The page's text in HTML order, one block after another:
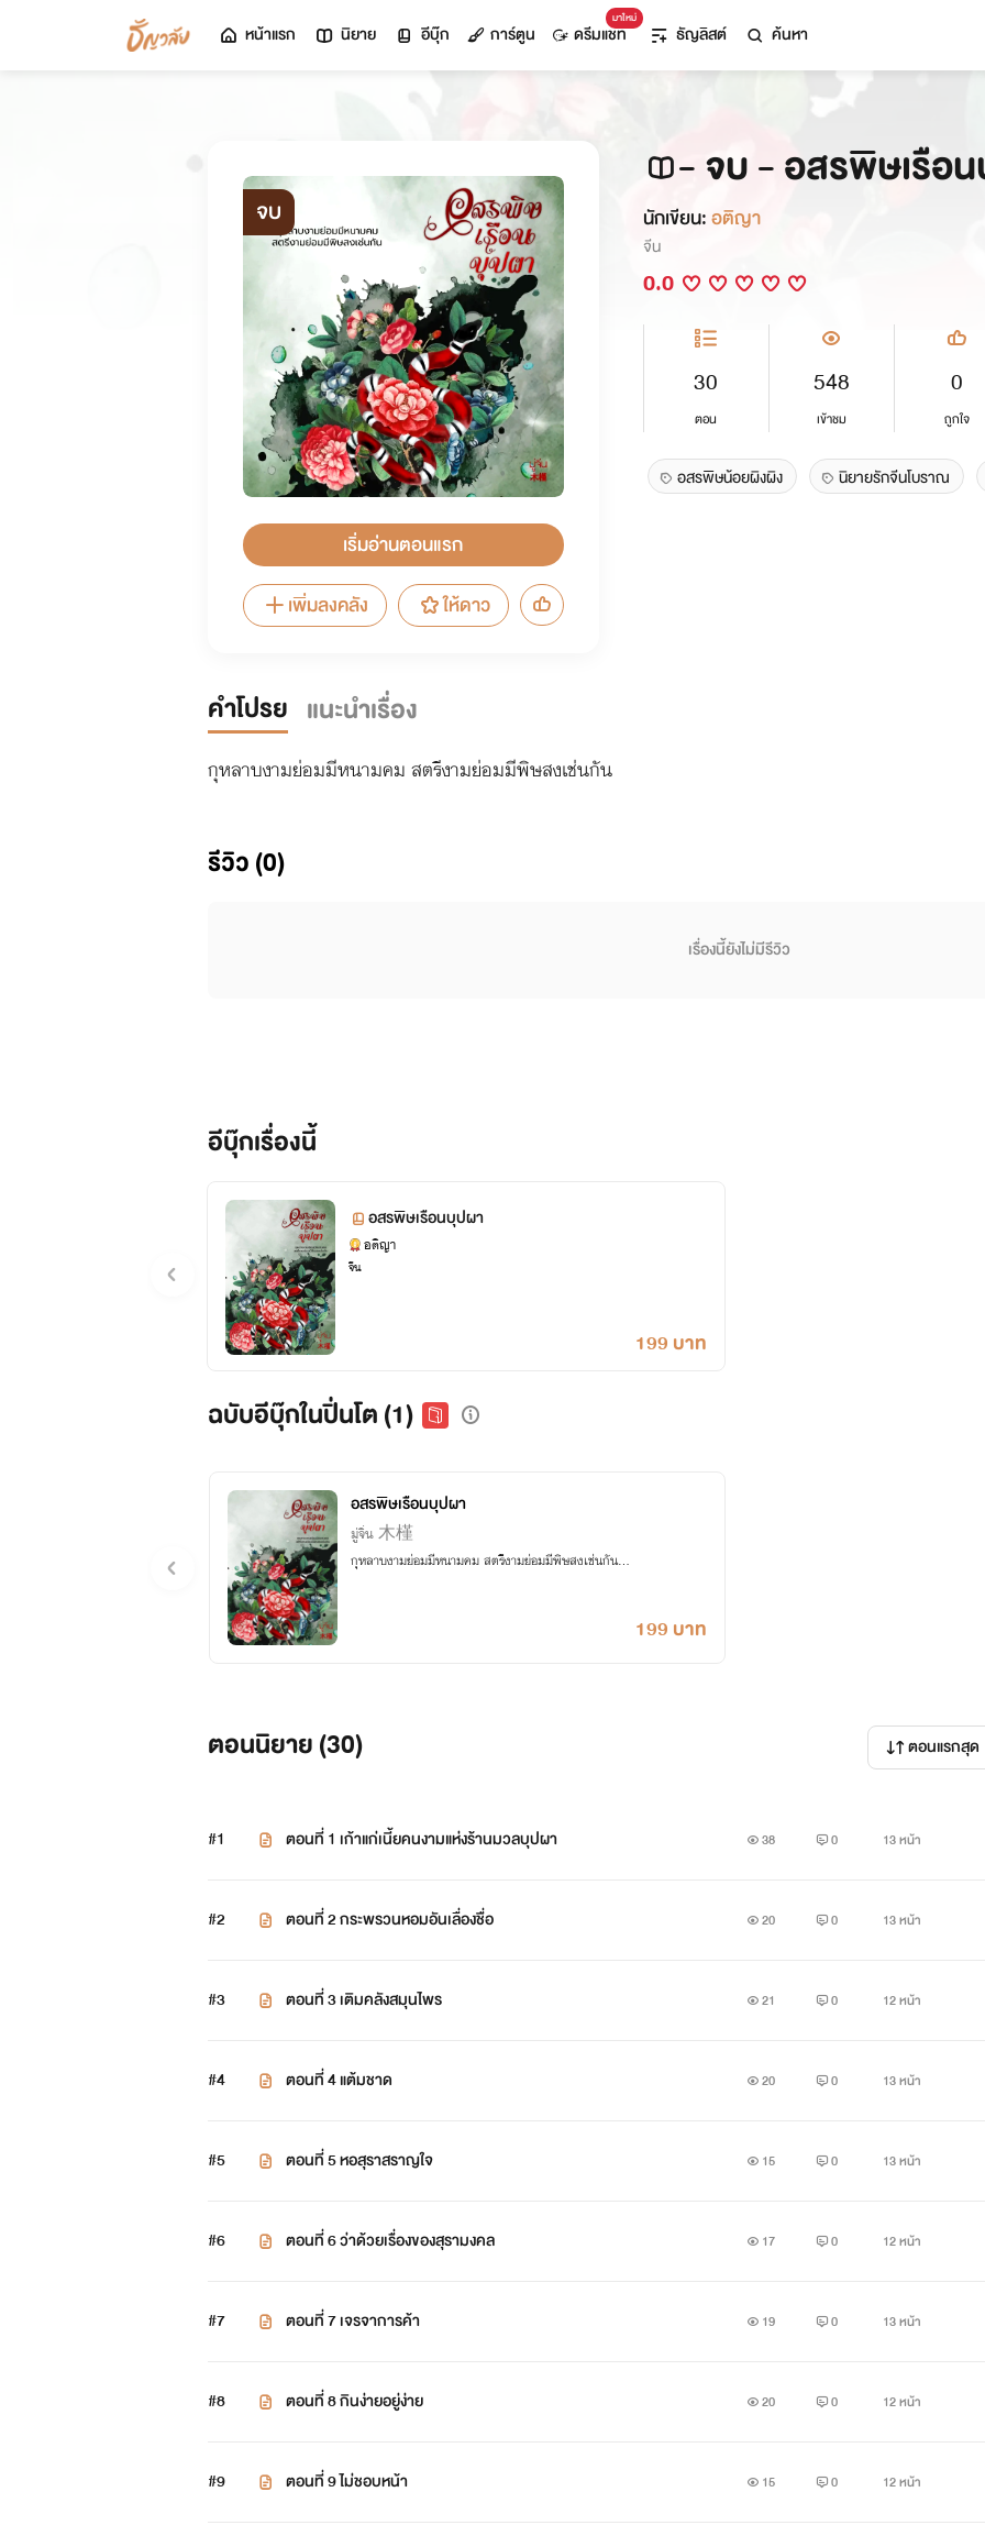
หน้าแรก นิยาย อีบุ๊ก การ์ตูน
มาใหม่
ดรีมแชท ธัญลิสต์ ค้นหา
จบ
เริ่มอ่านตอนแรก
เพิ่มลงคลัง
ให้ดาว
- จบ - อสรพิษเรือ
นักเขียน:อติญา
จีน
0.0
30
ตอน
548
เข้าชม
0
ถูกใจ
อสรพิษน้อยผิงผิง นิยายรักจีนโบราณ
คำโปรย แนะนำเรื่อง
กุหลาบงามย่อมมีหนามคม สตรีงามย่อมมีพิษสงเช่นกัน
รีวิว (0)
เรื่องนี้ยังไม่มีรีวิว
อีบุ๊กเรื่องนี้
อสรพิษเรือนบุปผา
อติญา
จีน
199 บาท
ฉบับอีบุ๊กในปิ่นโต (1)
อสรพิษเรือนบุปผา
มู่จิ่น 木槿
กุหลาบงามย่อมมีหนามคม สตรีงามย่อมมีพิษสงเช่นกัน...
199 บาท
ตอนนิยาย (30) ตอนแรกสุด
#1 ตอนที่ 1 เก้าแก่เนี้ยคนงามแห่งร้านมวลบุปผา 38 0 13 หน้า
#2 ตอนที่ 2 กระพรวนหอมอันเลื่องชื่อ 20 0 13 หน้า
#3 ตอนที่ 3 เติมคลังสมุนไพร 21 0 12 หน้า
#4 ตอนที่ 4 แต้มชาด 20 0 13 หน้า
#5 ตอนที่ 5 หอสุราสราญใจ 15 0 13 หน้า
#6 ตอนที่ 6 ว่าด้วยเรื่องของสุรามงคล 17 0 12 หน้า
#7 ตอนที่ 7 เจรจาการค้า 19 0 13 หน้า
#8 ตอนที่ 8 กินง่ายอยู่ง่าย 20 0 12 หน้า
#9 ตอนที่ 9 ไม่ชอบหน้า 15 0 12 หน้า